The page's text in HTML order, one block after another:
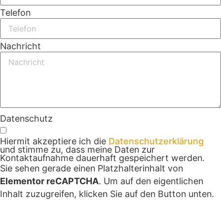
Telefon
Nachricht
Datenschutz
Hiermit akzeptiere ich die Datenschutzerklärung
und stimme zu, dass meine Daten zur
Kontaktaufnahme dauerhaft gespeichert werden.
Sie sehen gerade einen Platzhalterinhalt von
Elementor reCAPTCHA. Um auf den eigentlichen
Inhalt zuzugreifen, klicken Sie auf den Button unten.